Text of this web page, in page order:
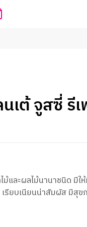
ต้ จูสซี่ รีเ
และผลไม้นานาชนิด มีใ
เรียบเนียนน่าสัมผัส มีสุ